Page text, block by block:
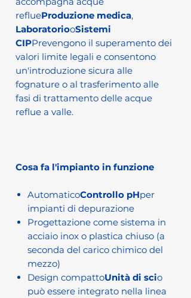
reflueProduzione medica,
LaboratoriooSistemi
CIPPrevengono il superamento dei
valori limite legali e consentono
un'introduzione sicura alle
fognature o al trasferimento alle
fasi di trattamento delle acque
reflue a valle.
Cosa fa l'impianto in funzione
AutomaticoControllo pHper
impianti di depurazione
Progettazione come sistema in
acciaio inox o plastica chiuso (a
seconda del carico chimico del
mezzo)
Design compattoUnità di scio
può essere integrato nella linea